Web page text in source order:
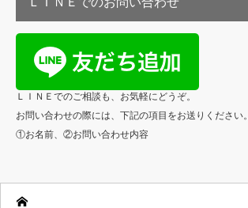
ＬＩＮＥでのご相談も、お気軽にどうぞ。
お問い合わせの際には、下記の項目をお送りください。
①お名前、②お問い合わせ内容